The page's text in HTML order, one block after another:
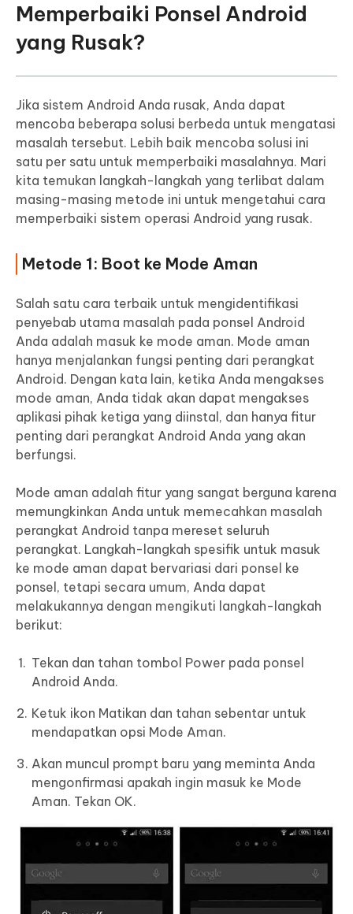
Memperbaiki Ponsel Android
yang Rusak?
Jika sistem Android Anda rusak, Anda dapat
mencoba beberapa solusi berbeda untuk mengatasi
masalah tersebut. Lebih baik mencoba solusi ini
satu per satu untuk memperbaiki masalahnya. Mari
kita temukan langkah-langkah yang terlibat dalam
masing-masing metode ini untuk mengetahui cara
memperbaiki sistem operasi Android yang rusak.
Metode 1: Boot ke Mode Aman
Salah satu cara terbaik untuk mengidentifikasi
penyebab utama masalah pada ponsel Android
Anda adalah masuk ke mode aman. Mode aman
hanya menjalankan fungsi penting dari perangkat
Android. Dengan kata lain, ketika Anda mengakses
mode aman, Anda tidak akan dapat mengakses
aplikasi pihak ketiga yang diinstal, dan hanya fitur
penting dari perangkat Android Anda yang akan
berfungsi.
Mode aman adalah fitur yang sangat berguna karena
memungkinkan Anda untuk memecahkan masalah
perangkat Android tanpa mereset seluruh
perangkat. Langkah-langkah spesifik untuk masuk
ke mode aman dapat bervariasi dari ponsel ke
ponsel, tetapi secara umum, Anda dapat
melakukannya dengan mengikuti langkah-langkah
berikut:
Tekan dan tahan tombol Power pada ponsel
Android Anda.
Ketuk ikon Matikan dan tahan sebentar untuk
mendapatkan opsi Mode Aman.
Akan muncul prompt baru yang meminta Anda
mengonfirmasi apakah ingin masuk ke Mode
Aman. Tekan OK.